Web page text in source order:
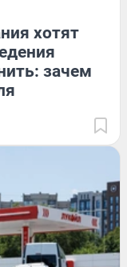
хотят
зачем